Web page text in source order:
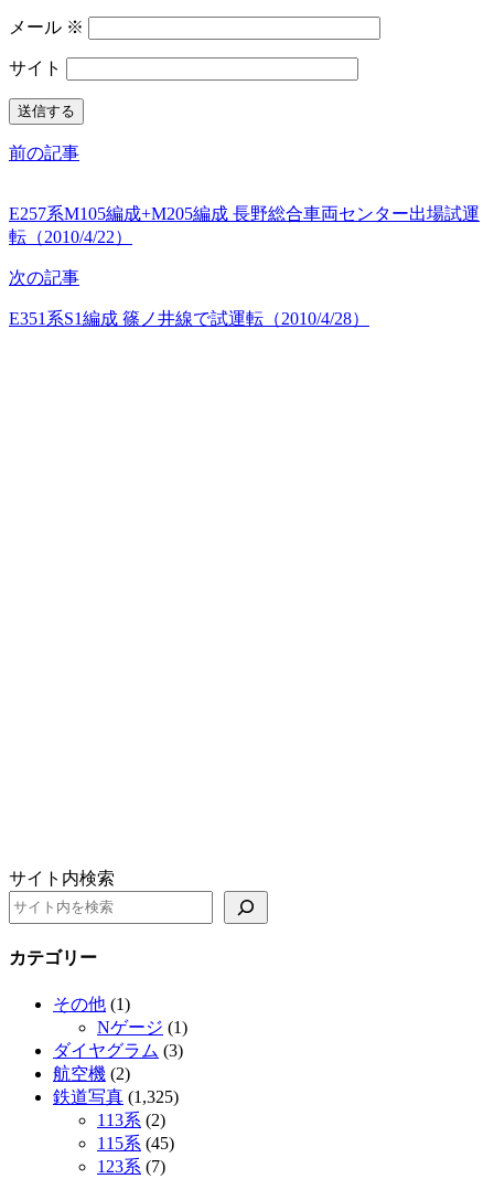
メール ※
サイト
前の記事
E257系M105編成+M205編成 長野総合車両センター出場試運
転（2010/4/22）
次の記事
E351系S1編成 篠ノ井線で試運転（2010/4/28）
サイト内検索
カテゴリー
その他 (1)
Nゲージ (1)
ダイヤグラム (3)
航空機 (2)
鉄道写真 (1,325)
113系 (2)
115系 (45)
123系 (7)